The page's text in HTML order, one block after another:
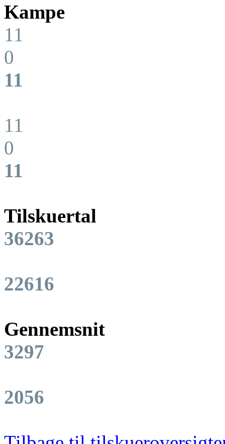
Kampe
11
0
11
11
0
11
Tilskuertal
36263
22616
Gennemsnit
3297
2056